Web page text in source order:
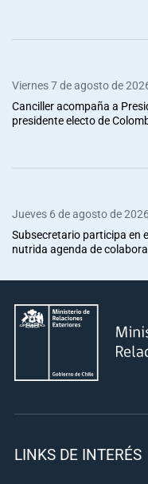
Viernes 7 de agosto de
Canciller acompaña a
presidente electo de
Jueves 6 de agosto de 2026
Subsecretario participa en
nutrida agenda de
LINKS DE INTERÉS